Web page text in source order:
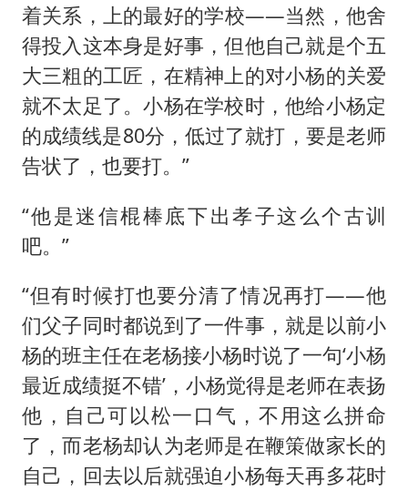
着关系，上的最好的学校——当然，他舍
得投入这本身是好事，但他自己就是个五
大三粗的工匠，在精神上的对小杨的关爱
就不太足了。小杨在学校时，他给小杨定
的成绩线是80分，低过了就打，要是老师
告状了，也要打。”
“他是迷信棍棒底下出孝子这么个古训
吧。”
“但有时候打也要分清了情况再打——他
们父子同时都说到了一件事，就是以前小
杨的班主任在老杨接小杨时说了一句‘小杨
最近成绩挺不错’，小杨觉得是老师在表扬
他，自己可以松一口气，不用这么拼命
了，而老杨却认为老师是在鞭策做家长的
自己，回去以后就强迫小杨每天再多花时